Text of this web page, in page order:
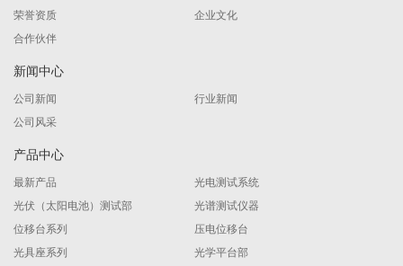
荣誉资质
企业文化
合作伙伴
新闻中心
公司新闻
行业新闻
公司风采
产品中心
最新产品
光电测试系统
光伏（太阳电池）测试部
光谱测试仪器
位移台系列
压电位移台
光具座系列
光学平台部